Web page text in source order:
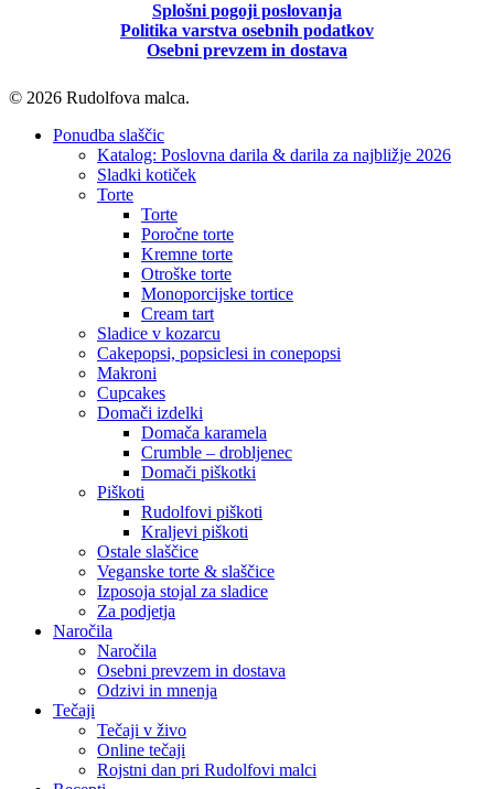
Splošni pogoji poslovanja
Politika varstva osebnih podatkov
Osebni prevzem in dostava
© 2026 Rudolfova malca.
Close
Ponudba slaščic
Katalog: Poslovna darila & darila za najbližje 2026
Sladki kotiček
Torte
Torte
Poročne torte
Kremne torte
Otroške torte
Monoporcijske tortice
Cream tart
Sladice v kozarcu
Cakepopsi, popsiclesi in conepopsi
Makroni
Cupcakes
Domači izdelki
Domača karamela
Crumble – drobljenec
Domači piškotki
Piškoti
Rudolfovi piškoti
Kraljevi piškoti
Ostale slaščice
Veganske torte & slaščice
Izposoja stojal za sladice
Za podjetja
Naročila
Naročila
Osebni prevzem in dostava
Odzivi in mnenja
Tečaji
Tečaji v živo
Online tečaji
Rojstni dan pri Rudolfovi malci